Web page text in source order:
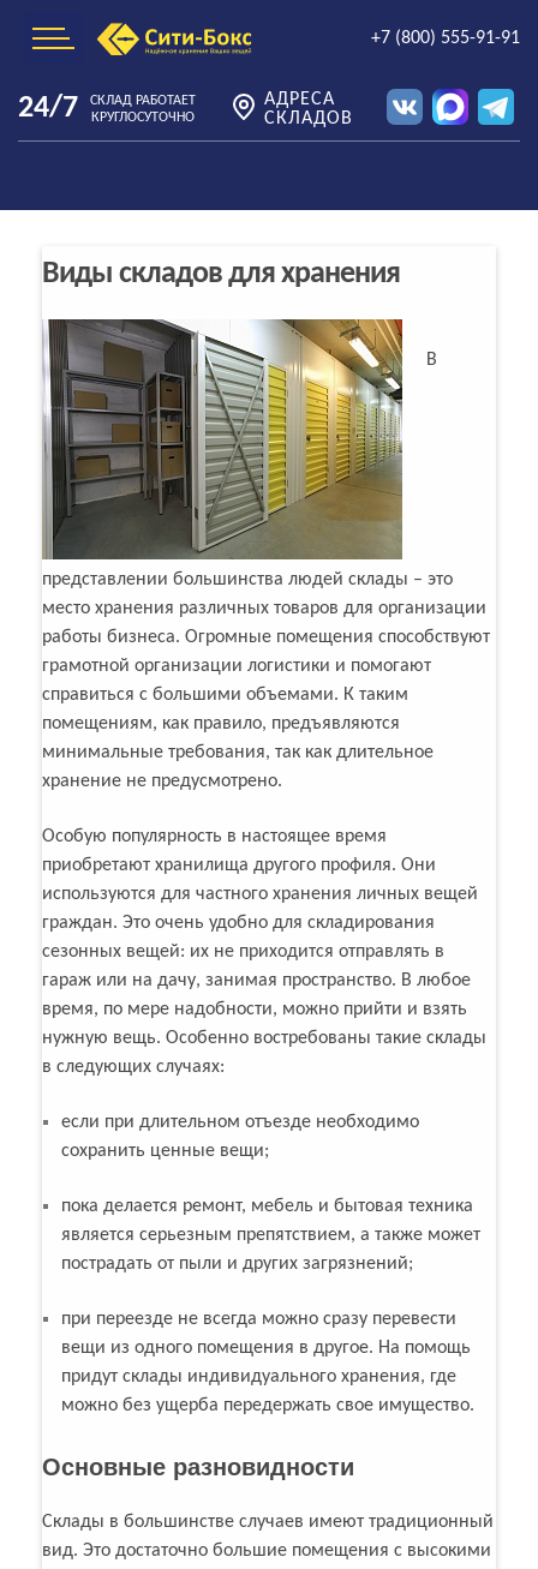
+7 (800) 555-91-91
24/7
СКЛАД РАБОТАЕТ
КРУГЛОСУТОЧНО
АДРЕСА
СКЛАДОВ
Виды складов для хранения
В
представлении большинства людей склады – это
место хранения различных товаров для организации
работы бизнеса. Огромные помещения способствуют
грамотной организации логистики и помогают
справиться с большими объемами. К таким
помещениям, как правило, предъявляются
минимальные требования, так как длительное
хранение не предусмотрено.
Особую популярность в настоящее время
приобретают хранилища другого профиля. Они
используются для частного хранения личных вещей
граждан. Это очень удобно для складирования
сезонных вещей: их не приходится отправлять в
гараж или на дачу, занимая пространство. В любое
время, по мере надобности, можно прийти и взять
нужную вещь. Особенно востребованы такие склады
в следующих случаях:
если при длительном отъезде необходимо
сохранить ценные вещи;
пока делается ремонт, мебель и бытовая техника
является серьезным препятствием, а также может
пострадать от пыли и других загрязнений;
при переезде не всегда можно сразу перевести
вещи из одного помещения в другое. На помощь
придут склады индивидуального хранения, где
можно без ущерба передержать свое имущество.
Основные разновидности
Склады в большинстве случаев имеют традиционный
вид. Это достаточно большие помещения с высокими